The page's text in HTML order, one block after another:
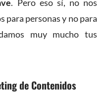
. Pero eso sí, no nos
para personas y no para
muy mucho tus
de Contenidos